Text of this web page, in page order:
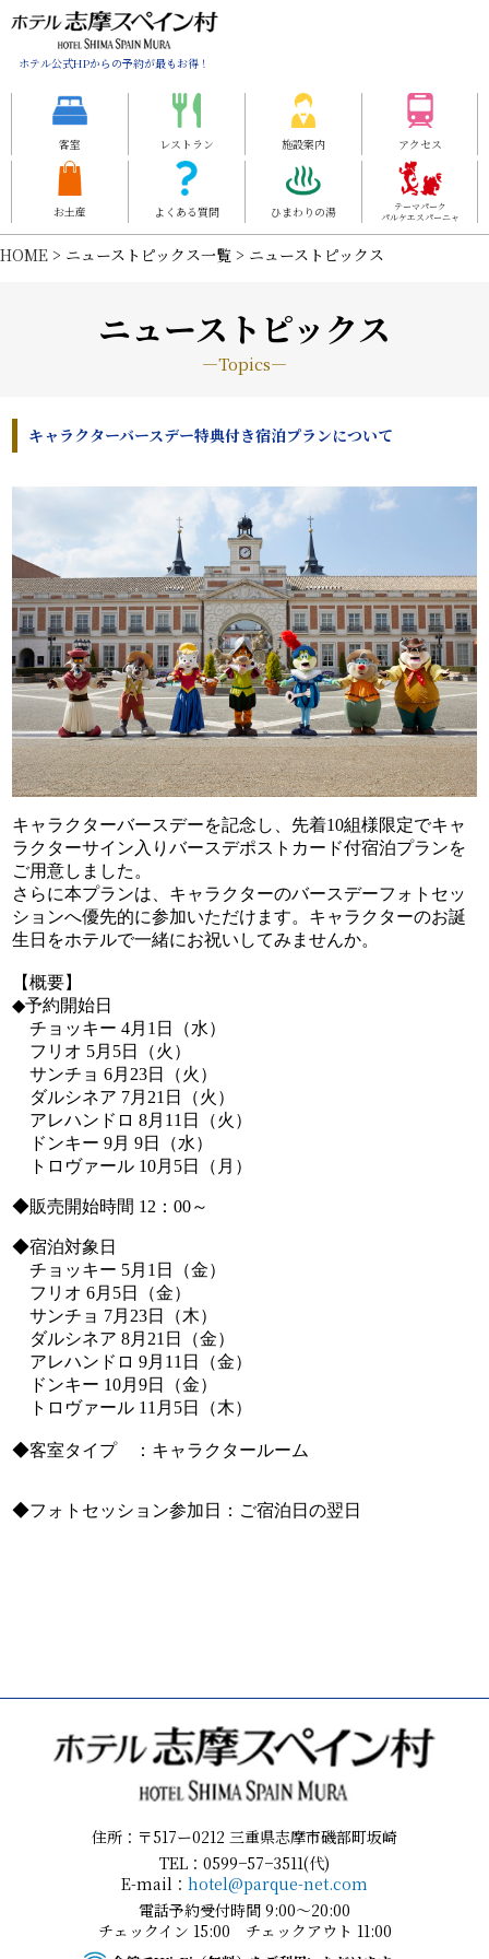
ホテル公式HPからの予約が最もお得！
客室 レストラン 施設案内 アクセス
お土産 よくある質問 ひまわりの湯
テーマパーク
パルケエスパーニャ
HOME > ニューストピックス一覧 > ニューストピックス
ニューストピックス
―Topics―
キャラクターバースデー特典付き宿泊プランについて
住所：〒517ー0212 三重県志摩市磯部町坂崎
TEL：0599−57−3511(代)
E-mail： hotel@parque-net.com
電話予約受付時間 9:00～20:00
チェックイン 15:00 チェックアウト 11:00